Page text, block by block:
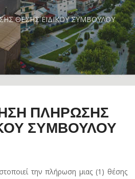
ΘΕΣΗΣ ΕΙΔΙΚΟΥ ΣΥΜΒΟΥΛΟΥ
ΠΛΗΡΩΣΗΣ
ΣΥΜΒΟΥΛΟΥ
την πλήρωση μιας (1) θέσης